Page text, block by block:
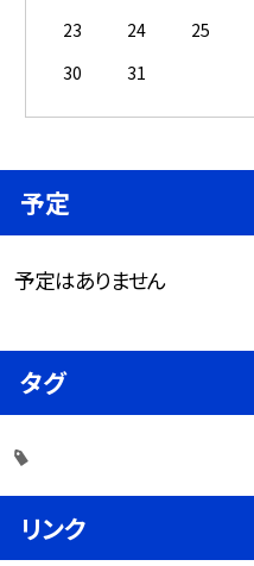
23
24 25
30
31
予定
予定はありません
タグ
リンク